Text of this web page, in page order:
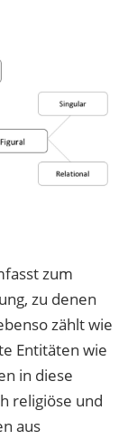
zum
zu denen
zählt wie
Entitäten wie
in diese
religiöse und
aus